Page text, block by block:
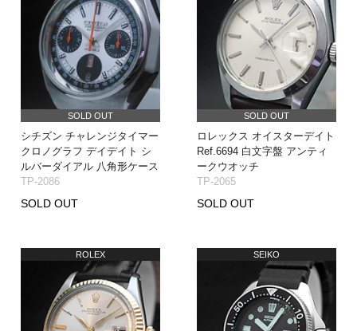
SOLD OUT
シチズン チャレンジタイマー
クロノグラフ デイデイト シ
ルバーダイアル 八角形ケース
TP-2086
SOLD OUT
SOLD OUT
ロレックス オイスターデイト
Ref.6694 白文字盤 アンティ
ークウオッチ
TP-2065
SOLD OUT
ROLEX SEIKO